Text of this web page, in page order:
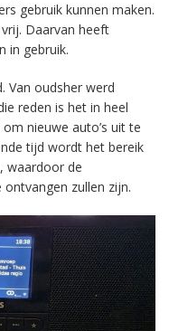
gebruik kunnen maken.
Daarvan heeft
in gebruik.
Van oudsher werd
reden is het in heel
nieuwe auto’s uit te
tijd wordt het bereik
waardoor de
zullen zijn.